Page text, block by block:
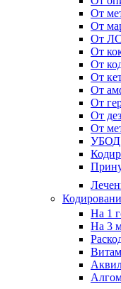
От
От
От
От
От
От
От
От
От
От
УБОД
На 1
На 3